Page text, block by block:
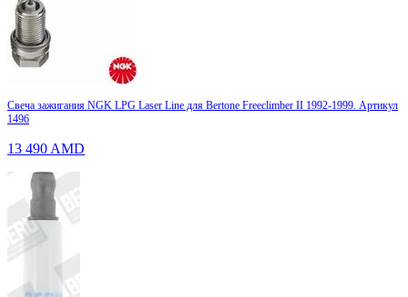
Свеча зажигания NGK LPG Laser Line для Bertone Freeclimber II 1992-1999. Артикул
1496
13 490 AMD